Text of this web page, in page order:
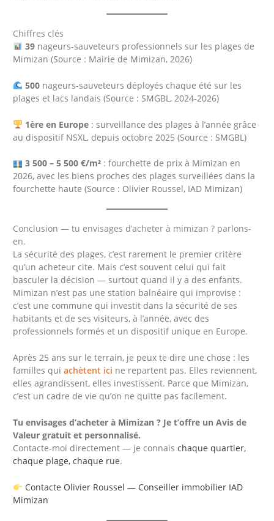
Chiffres clés
39nageurs-sauveteurs professionnels sur les plages de
Mimizan (Source : Mairie de Mimizan, 2026)
500nageurs-sauveteurs déployés chaque été sur les
plages et lacs landais (Source : SMGBL, 2024-2026)
1ère en Europe: surveillance des plages à l’année grâce
au dispositif NSXL, depuis octobre 2025 (Source : SMGBL)
3 500 – 5 500 €/m²: fourchette de prix à Mimizan en
2026, avec les biens proches des plages surveillées dans la
fourchette haute (Source : Olivier Roussel, IAD Mimizan)
Conclusion — tu envisages d’acheter à mimizan ? parlons-
en.
La sécurité des plages, c’est rarement le premier critère
qu’un acheteur cite. Mais c’est souvent celui qui fait
basculer la décision — surtout quand il y a des enfants.
Mimizan n’est pas une station balnéaire qui improvise :
c’est une commune qui investit dans la sécurité de ses
habitants et de ses visiteurs, à l’année, avec des
professionnels formés et un dispositif unique en Europe.
Après 25 ans sur le terrain, je peux te dire une chose : les
familles quiachètent ici ne repartent pas. Elles reviennent,
elles agrandissent, elles investissent. Parce que Mimizan,
c’est un cadre de vie qu’on ne quitte pas facilement.
Tu envisages d’acheter à Mimizan ? Je t’offre un Avis de
Valeur gratuit et personnalisé.
Contacte-moi directement — je connaischaque quartier,
chaque plage, chaque rue.
Contacte Olivier Roussel — Conseiller immobilier IAD
Mimizan